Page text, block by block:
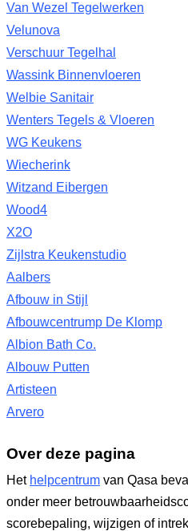
Van Wezel Tegelwerken
Velunova
Verschuur Tegelhal
Wassink Binnenvloeren
Welbie Sanitair
Wenters Tegels & Vloeren
WG Keukens
Wiecherink
Witzand Eibergen
Wood4
X2O
Zijlstra Keukenstudio
Aalbers
Afbouw in Stijl
Afbouwcentrump De Klomp
Albion Bath Co.
Albouw Putten
Artisteen
Arvero
Over deze pagina
Het helpcentrum van Qasa
onder meer
scorebepaling, wijzigen of